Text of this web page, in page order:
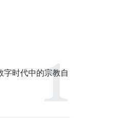
字时代中的宗教自